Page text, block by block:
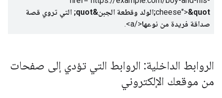
cheese">
&quot;الولد وقطعة الجبن&quot; التي تروي قصة
صداقة فريدة من نوعها</a>
.
الروابط الداخلية: الروابط التي تؤدي إلى صفحات
من موقعك الإلكتروني